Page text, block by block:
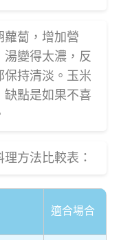
蘿蔔，增加營
湯變得太濃，反
保持清淡。玉米
點是如果不喜
方法比較表：
適合場合